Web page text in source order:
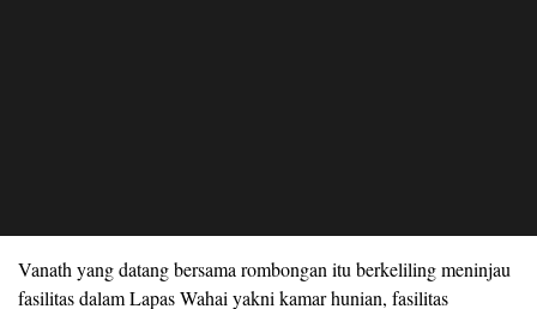
Vanath yang datang bersama rombongan itu berkeliling meninjau
fasilitas dalam Lapas Wahai yakni kamar hunian, fasilitas